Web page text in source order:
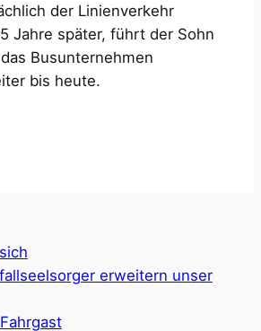
der Linienverkehr
Jahre später, führt der Sohn
Busunternehmen
bis heute.
erweitern unser